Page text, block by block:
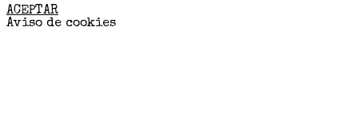
ACEPTAR
Aviso de cookies